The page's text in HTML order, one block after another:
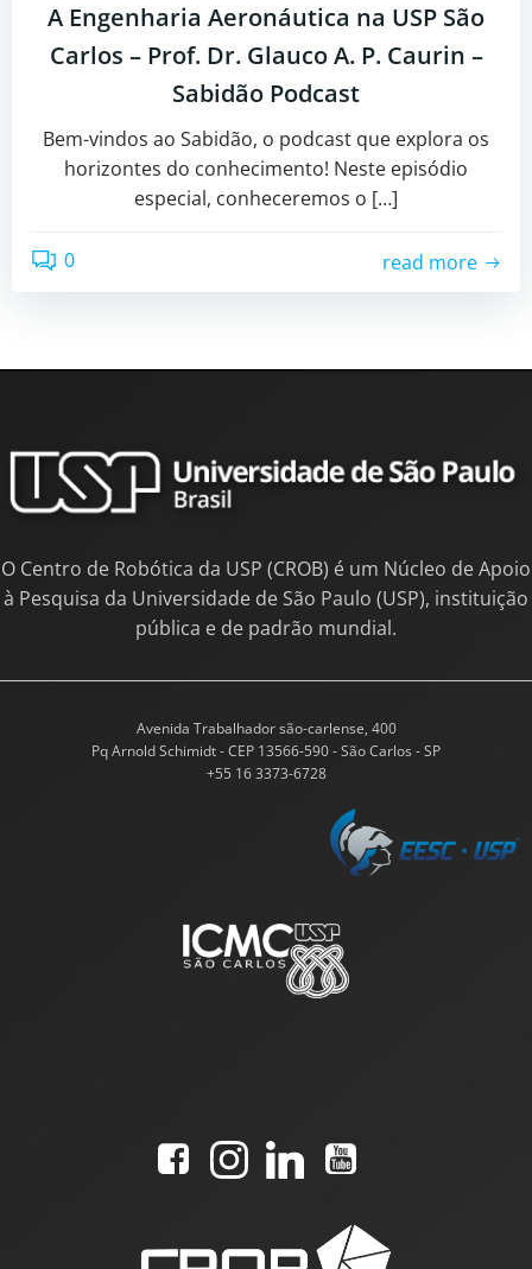
A Engenharia Aeronáutica na USP São
Carlos – Prof. Dr. Glauco A. P. Caurin –
Sabidão Podcast
Bem-vindos ao Sabidão, o podcast que explora os
horizontes do conhecimento! Neste episódio
especial, conheceremos o […]
0 read more
O Centro de Robótica da USP (CROB) é um Núcleo de Apoio
à Pesquisa da Universidade de São Paulo (USP), instituição
pública e de padrão mundial.
Avenida Trabalhador são-carlense, 400
Pq Arnold Schimidt - CEP 13566-590 - São Carlos - SP
+55 16 3373-6728